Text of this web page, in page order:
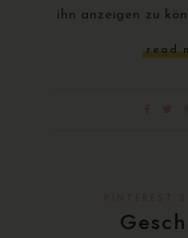
ihn anzeigen zu
read